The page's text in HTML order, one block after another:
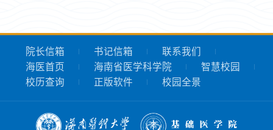
院长信箱 书记信箱
联系我们
海医首页
海南省医学科学院
智慧校园
校历查询
正版软件 校园全景